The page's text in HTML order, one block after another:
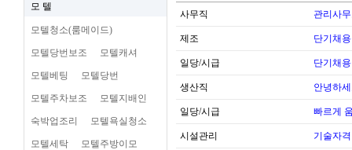
모 텔
모텔청소(룸메이드)
모텔당번보조 모텔캐셔
모텔베팅 모텔당번
모텔주차보조 모텔지배인
숙박업조리 모텔욕실청소
모텔세탁 모텔주방이모
사무직 관리사
제조 단기채
일당/시급 단기채
생산직 안녕하
일당/시급 빠르게
시설관리 기술자